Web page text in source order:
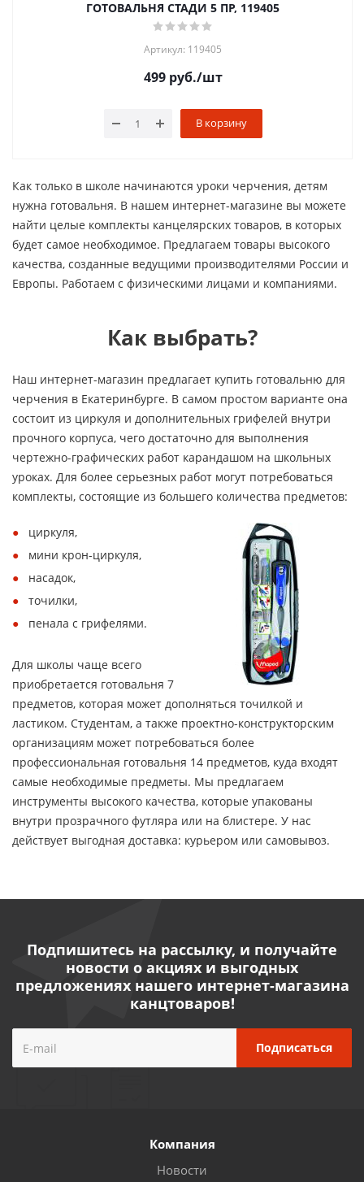
ГОТОВАЛЬНЯ СТАДИ 5 ПР, 119405
Артикул: 119405
499руб./шт
В корзину
Как только в школе начинаются уроки черчения, детям
нужна готовальня. В нашем интернет-магазине вы можете
найти целые комплекты канцелярских товаров, в которых
будет самое необходимое. Предлагаем товары высокого
качества, созданные ведущими производителями России и
Европы. Работаем с физическими лицами и компаниями.
Как выбрать?
Наш интернет-магазин предлагает купить готовальню для
черчения в Екатеринбурге. В самом простом варианте она
состоит из циркуля и дополнительных грифелей внутри
прочного корпуса, чего достаточно для выполнения
чертежно-графических работ карандашом на школьных
уроках. Для более серьезных работ могут потребоваться
комплекты, состоящие из большего количества предметов:
циркуля,
мини крон-циркуля,
насадок,
точилки,
пенала с грифелями.
Для школы чаще всего
приобретается готовальня 7
предметов, которая может дополняться точилкой и
ластиком. Студентам, а также проектно-конструкторским
организациям может потребоваться более
профессиональная готовальня 14 предметов, куда входят
самые необходимые предметы. Мы предлагаем
инструменты высокого качества, которые упакованы
внутри прозрачного футляра или на блистере. У нас
действует выгодная доставка: курьером или самовывоз.
Подпишитесь на рассылку, и получайте
новости о акциях и выгодных
предложениях нашего интернет-магазина
канцтоваров!
Компания
Новости